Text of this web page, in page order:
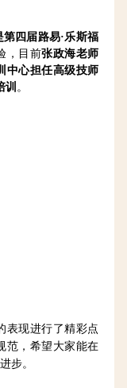
四届路易·乐斯福
，目前张政海老师
中心担任高级技师
训 。
表现进行了精彩点
范，希望大家能在
步。